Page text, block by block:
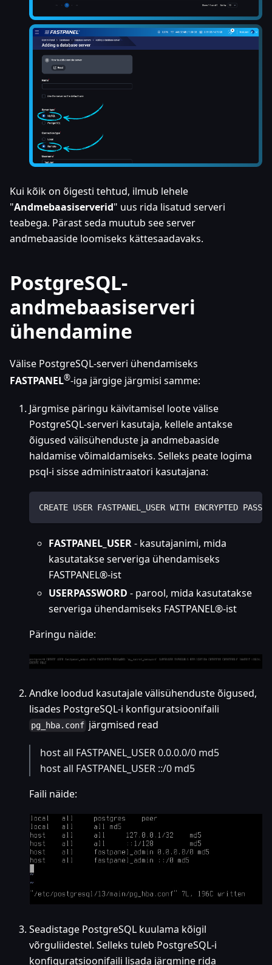
Kui kõik on õigesti tehtud, ilmub lehele
"Andmebaasiserverid" uus rida lisatud serveri
teabega. Pärast seda muutub see server
andmebaaside loomiseks kättesaadavaks.
PostgreSQL-
andmebaasiserveri
ühendamine
Välise PostgreSQL-serveri ühendamiseks
FASTPANEL®-iga järgige järgmisi samme:
Järgmise päringu käivitamisel loote välise
PostgreSQL-serveri kasutaja, kellele antakse
õigused välisühenduste ja andmebaaside
haldamise võimaldamiseks. Selleks peate logima
psql-i sisse administraatori kasutajana:
CREATE USER FASTPANEL_USER WITH ENCRYPTED
FASTPANEL_USER- kasutajanimi, mida
kasutatakse serveriga ühendamiseks
FASTPANEL®-ist
USERPASSWORD - parool, mida kasutatakse
serveriga ühendamiseks FASTPANEL®-ist
Päringu näide:
Andke loodud kasutajale välisühenduste õigused,
lisades PostgreSQL-i konfiguratsioonifaili
pg_hba.conf järgmised read
host all FASTPANEL_USER 0.0.0.0/0 md5
host all FASTPANEL_USER ::/0 md5
Faili näide:
Seadistage PostgreSQL kuulama kõigil
võrguliidestel. Selleks tuleb PostgreSQL-i
konfiguratsioonifaili lisada järgmine rida